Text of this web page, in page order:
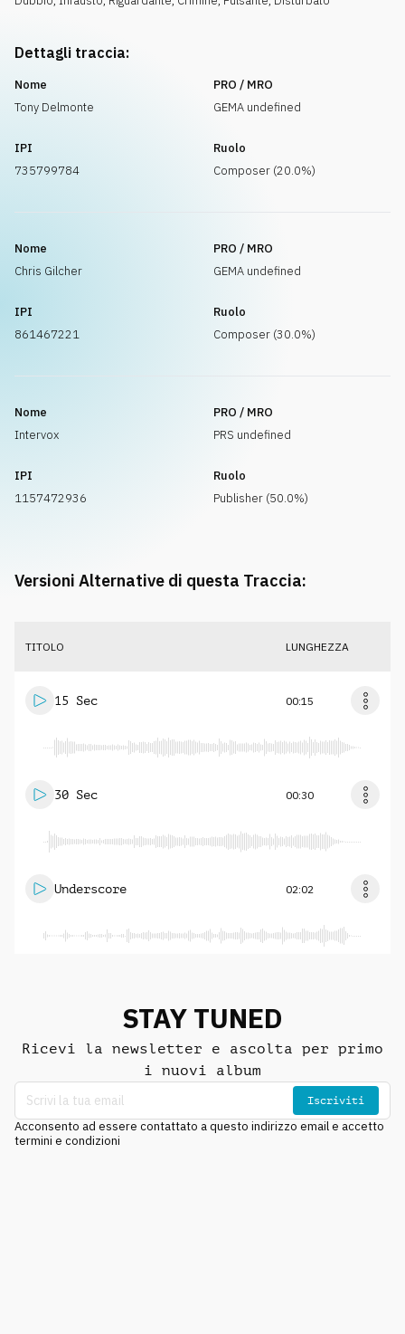
Dettagli traccia:
Nome
Tony Delmonte
PRO / MRO
GEMA undefined
IPI
735799784
Ruolo
Composer (20.0%)
Nome
Chris Gilcher
PRO / MRO
GEMA undefined
IPI
861467221
Ruolo
Composer (30.0%)
Nome
Intervox
PRO / MRO
PRS undefined
IPI
1157472936
Ruolo
Publisher (50.0%)
Versioni Alternative di questa Traccia:
TITOLO LUNGHEZZA
15 Sec 00:15
30 Sec 00:30
Underscore 02:02
STAY TUNED
Ricevi la newsletter e ascolta per primo
i nuovi album
Iscriviti
Acconsento ad essere contattato a questo indirizzo email e accetto
termini e condizioni